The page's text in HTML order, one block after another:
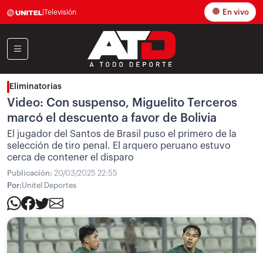
Televisión En vivo
Eliminatorias
Video: Con suspenso, Miguelito Terceros
marcó el descuento a favor de Bolivia
El jugador del Santos de Brasil puso el primero de la
selección de tiro penal. El arquero peruano estuvo
cerca de contener el disparo
Publicación: 20/03/2025 22:55
Por:Unitel Deportes